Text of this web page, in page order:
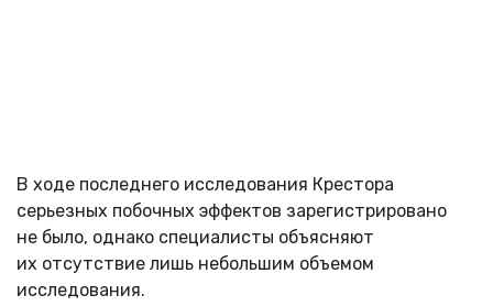
В ходе последнего исследования Крестора
серьезных побочных эффектов зарегистрировано
не было, однако специалисты объясняют
их отсутствие лишь небольшим объемом
исследования.